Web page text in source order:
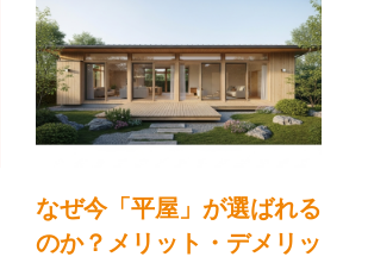
なぜ今「平屋」が選ばれる
のか？メリット・デメリッ